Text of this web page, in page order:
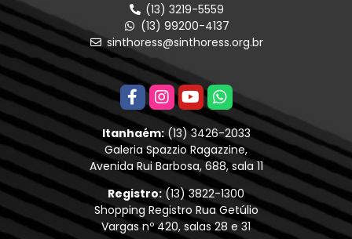
(13) 3219-5559
(13) 99200-4137
sinthoress@sinthoress.org.br
Itanhaém:(13) 3426-2033
Galeria Spazzio Ragazzine,
Avenida Rui Barbosa, 688, sala 11
Registro:(13) 3822-1300
Shopping Registro Rua Getúlio
Vargas nº 420, salas 28 e 31